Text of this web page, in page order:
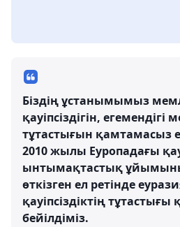
Біздің ұстанымымыз
қауіпсіздігін,
тұтастығын қамтамасыз
2010 жылы Еуропадағы
ынтымақтастық
өткізген ел ретінде
қауіпсіздіктің
бейілдіміз.